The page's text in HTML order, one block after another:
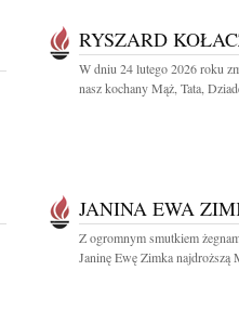
RYSZARD
W dniu 24 lutego 2026 roku
nasz kochany Mąż, Tata,
JANINA EWA
Z ogromnym smutkiem
Janinę Ewę Zimka najdroższą